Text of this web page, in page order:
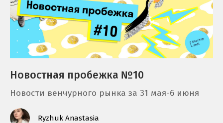
Новостная пробежка №10
Новости венчурного рынка за 31 мая-6 июня
Ryzhuk Anastasia